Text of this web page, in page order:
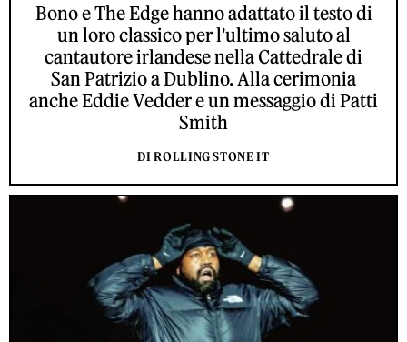
Bono e The Edge hanno adattato il testo di
un loro classico per l'ultimo saluto al
cantautore irlandese nella Cattedrale di
San Patrizio a Dublino. Alla cerimonia
anche Eddie Vedder e un messaggio di Patti
Smith
DI ROLLING STONE IT